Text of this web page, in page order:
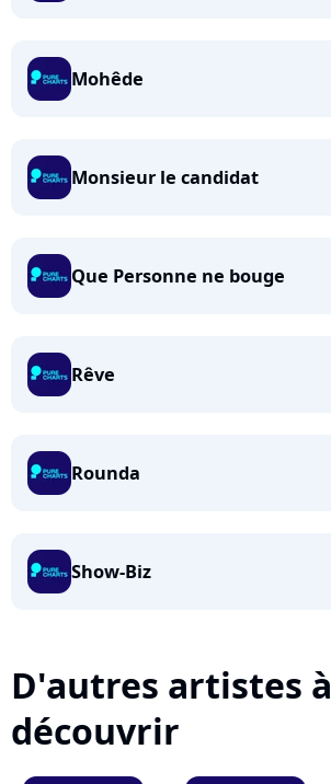
Mohêde
Monsieur le candidat
Que Personne ne bouge
Rêve
Rounda
Show-Biz
D'autres artistes à
découvrir